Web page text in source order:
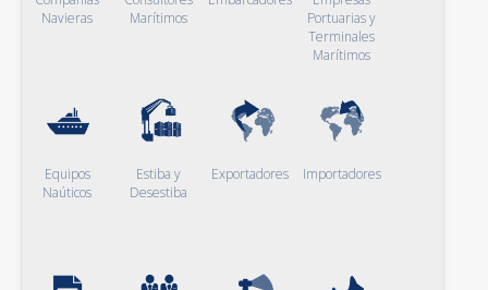
Navieras
Marítimos
Portuarias y
Terminales
Marítimos
Equipos
Naúticos
Estiba y
Desestiba
Exportadores Importadores